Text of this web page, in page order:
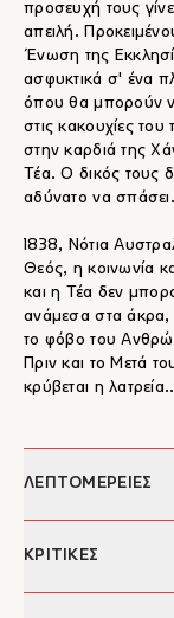
προσευχή τους
απειλή.
Ένωση της
ασφυκτικά σ' ένα
όπου θα μπορούν
στις κακουχίες του
στην καρδιά της
Τέα. Ο δικός τους
αδύνατο να σπάσει.
1838, Νότια
Θεός, η κοινωνία
και η Τέα δεν
ανάμεσα στα άκρα,
το φόβο του
Πριν και το Μετά
κρύβεται η
ΛΕΠΤΟΜΕΡΕΙΕΣ
Συγγραφέας:
ΚΡΙΤΙΚΕΣ